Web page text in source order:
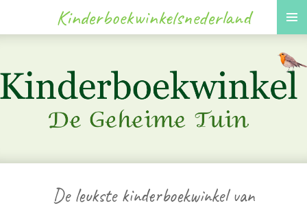
hoofdinhoud
Kinderboekwinkelsnederland
De leukste kinderboekwinkel van